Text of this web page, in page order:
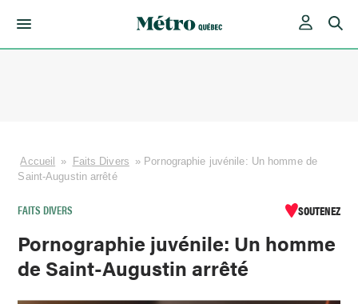
Accueil » Faits Divers » Pornographie juvénile: Un homme de
Saint-Augustin arrêté
FAITS DIVERS SOUTENEZ
Pornographie juvénile: Un homme
de Saint-Augustin arrêté